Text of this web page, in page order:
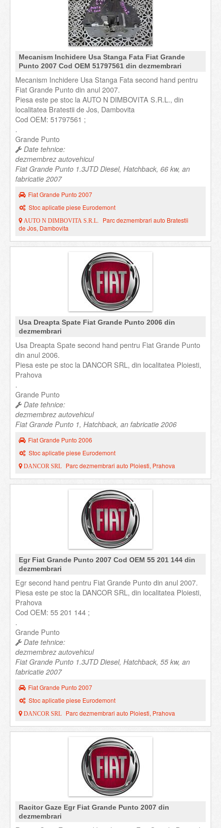
Mecanism Inchidere Usa Stanga Fata Fiat Grande
Punto 2007 Cod OEM 51797561 din dezmembrari
Mecanism Inchidere Usa Stanga Fata second hand pentru
Fiat Grande Punto din anul 2007.
Piesa este pe stoc la AUTO N DIMBOVITA S.R.L., din
localitatea Bratestii de Jos, Dambovita
Cod OEM: 51797561 ;
.
Grande Punto
Date tehnice:
dezmembrez autovehicul
Fiat Grande Punto 1.3JTD Diesel, Hatchback, 66 kw, an
fabricatie 2007
Fiat Grande Punto 2007
Stoc aplicatie piese Eurodemont
AUTO N DIMBOVITA S.R.L.
Parc dezmembrari auto Bratestii
de Jos, Dambovita
Usa Dreapta Spate Fiat Grande Punto 2006 din
dezmembrari
Usa Dreapta Spate second hand pentru Fiat Grande Punto
din anul 2006.
Piesa este pe stoc la DANCOR SRL, din localitatea Ploiesti,
Prahova
.
Grande Punto
Date tehnice:
dezmembrez autovehicul
Fiat Grande Punto 1, Hatchback, an fabricatie 2006
Fiat Grande Punto 2006
Stoc aplicatie piese Eurodemont
DANCOR SRL Parc dezmembrari auto Ploiesti, Prahova
Egr Fiat Grande Punto 2007 Cod OEM 55 201 144 din
dezmembrari
Egr second hand pentru Fiat Grande Punto din anul 2007.
Piesa este pe stoc la DANCOR SRL, din localitatea Ploiesti,
Prahova
Cod OEM: 55 201 144 ;
.
Grande Punto
Date tehnice:
dezmembrez autovehicul
Fiat Grande Punto 1.3JTD Diesel, Hatchback, 55 kw, an
fabricatie 2007
Fiat Grande Punto 2007
Stoc aplicatie piese Eurodemont
DANCOR SRL Parc dezmembrari auto Ploiesti, Prahova
Racitor Gaze Egr Fiat Grande Punto 2007 din
dezmembrari